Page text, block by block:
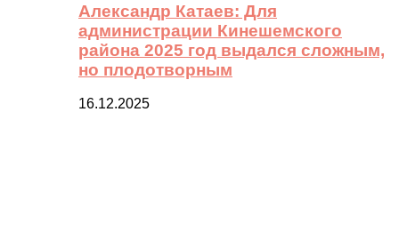
Александр Катаев: Для
администрации Кинешемского
района 2025 год выдался сложным,
но плодотворным
16.12.2025